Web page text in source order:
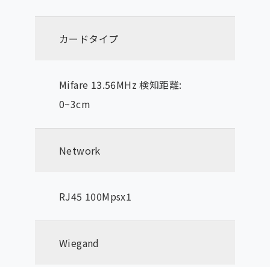
カードタイプ
Mifare 13.56MHz 検知距離:
0~3cm
Network
RJ45 100Mpsx1
Wiegand